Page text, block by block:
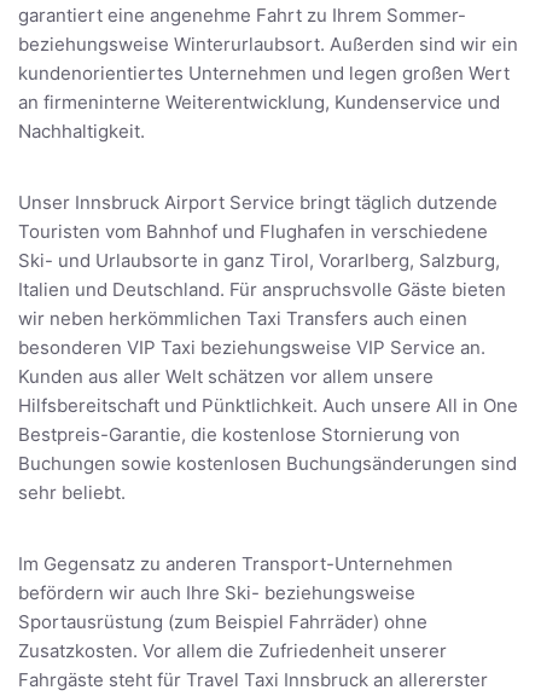
garantiert eine angenehme Fahrt zu Ihrem Sommer-
beziehungsweise Winterurlaubsort. Außerden sind wir ein
kundenorientiertes Unternehmen und legen großen Wert
an firmeninterne Weiterentwicklung, Kundenservice und
Nachhaltigkeit.
Unser Innsbruck Airport Service bringt täglich dutzende
Touristen vom Bahnhof und Flughafen in verschiedene
Ski- und Urlaubsorte in ganz Tirol, Vorarlberg, Salzburg,
Italien und Deutschland. Für anspruchsvolle Gäste bieten
wir neben herkömmlichen Taxi Transfers auch einen
besonderen VIP Taxi beziehungsweise VIP Service an.
Kunden aus aller Welt schätzen vor allem unsere
Hilfsbereitschaft und Pünktlichkeit. Auch unsere All in One
Bestpreis-Garantie, die kostenlose Stornierung von
Buchungen sowie kostenlosen Buchungsänderungen sind
sehr beliebt.
Im Gegensatz zu anderen Transport-Unternehmen
befördern wir auch Ihre Ski- beziehungsweise
Sportausrüstung (zum Beispiel Fahrräder) ohne
Zusatzkosten. Vor allem die Zufriedenheit unserer
Fahrgäste steht für Travel Taxi Innsbruck an allererster